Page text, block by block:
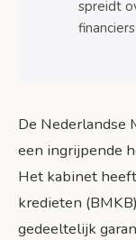
Bronnen
spreidt
financiers
De Nederlandse
een ingrijpende
Het kabinet
kredieten
gedeeltelijk